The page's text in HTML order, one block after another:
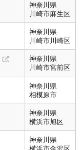
神奈川県
川崎市麻生区
神奈川県
川崎市川崎区
神奈川県
川崎市宮前区
神奈川県
相模原市
神奈川県
横浜市旭区
神奈川県